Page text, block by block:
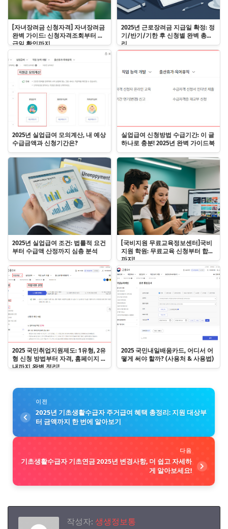
[자녀장려금 신청자격] 자녀장려금
완벽 가이드: 신청자격조회부터 지
급일 확인까지
2025년 근로장려금 지급일 확정: 정
기/반기/기한 후 신청별 완벽 총정
리
2025년 실업급여 모의계산, 내 예상
수급금액과 신청기간은?
실업급여 신청방법 수급기간: 이 글
하나로 충분! 2025년 완벽 가이드북
2025년 실업급여 조건: 법률적 요건
부터 수급액 산정까지 심층 분석
[국비지원 무료교육정보센터]국비
지원 학원: 무료교육 신청부터 합격
까지!
2025 국민취업지원제도: 1유형, 2유
형 신청 방법부터 자격, 홈페이지 안
내까지 완벽 정리!
2025 국민내일배움카드, 어디서 어
떻게 써야 할까? (사용처 & 사용법)
이전
2025년 기초생활수급자 주거급여 혜택 총정리: 지원 대상부
터 금액까지 한 번에 알아보기
다음
기초생활수급자 기초연금 2025년 변경사항, 더 쉽고 자세하
게 알아보세요!
작성자: 생생정보통